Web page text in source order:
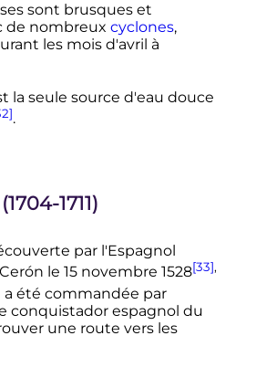
sont brusques et
de nombreux cyclones,
les mois d'avril à
la seule source d'eau douce
.
1711)
par l'Espagnol
le 15 novembre 1528[33],
a été commandée par
conquistador espagnol du
une route vers les